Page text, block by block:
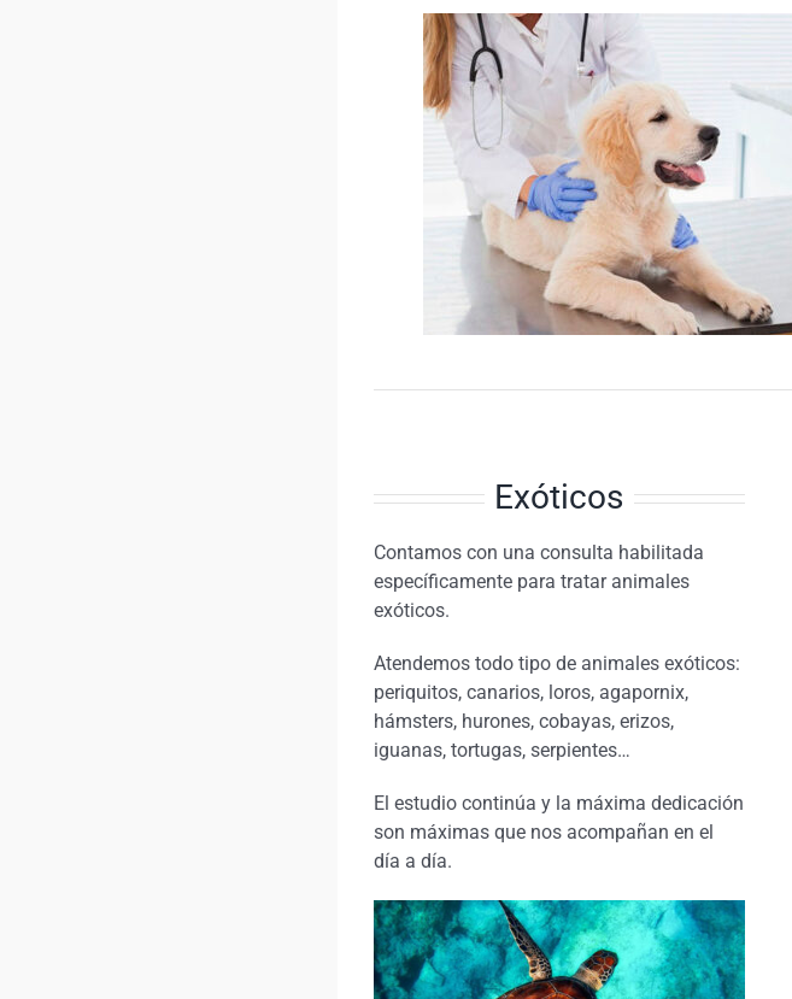
Exóticos
Contamos con una consulta habilitada
específicamente para tratar animales
exóticos.
Atendemos todo tipo de animales exóticos:
periquitos, canarios, loros, agapornix,
hámsters, hurones, cobayas, erizos,
iguanas, tortugas, serpientes…
El estudio continúa y la máxima dedicación
son máximas que nos acompañan en el
día a día.